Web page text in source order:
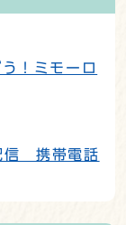
！ミモーロ
信 携帯電話